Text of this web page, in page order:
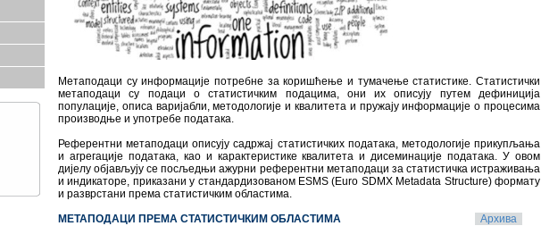
Метаподаци су информације потребне за коришћење и тумачење статистике. Статистички
метаподаци су подаци о статистичким подацима, они их описују путем дефиниција
популације, описа варијабли, методологије и квалитета и пружају информације о процесима
производње и употребе података.
Референтни метаподаци описују садржај статистичких података, методологије прикупљања
и агрегације података, као и карактеристике квалитета и дисеминације података. У овом
дијелу објављују се посљедњи ажурни референтни метаподаци за статистичка истраживања
и индикаторе, приказани у стандардизованом ESMS (Euro SDMX Metadata Structure) формату
и разврстани према статистичким областима.
МЕТАПОДАЦИ ПРЕМА СТАТИСТИЧКИМ ОБЛАСТИМА
Архива